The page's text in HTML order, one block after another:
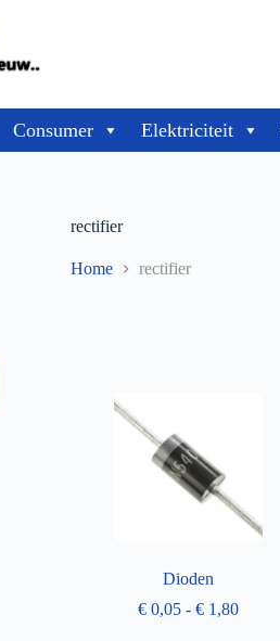
Consumer Elektriciteit
rectifier
Home rectifier
Dioden
€ 0,05 - € 1,80